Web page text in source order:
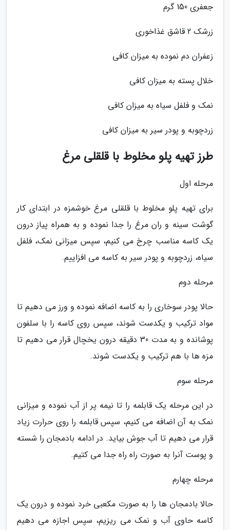
جعفری 150 گرم
زرشک 2 قاشق غذاخوری
زعفران دم نموده به میزان کافی
خلال پسته به میزان کافی
نمک و فلفل سیاه به میزان کافی
زردچوبه و پودر سیر به میزان کافی
طرز تهیه پلو مخلوط با قلقلی مرغ
مرحله اول
برای تهیه پلو مخلوط با قلقلی مرغ خوشمزه در ابتدای کار
گوشت سینه و ران مرغ را جدا نموده و به همراه پیاز درون
یک کاسه مناسب چرخ می کنیم، سپس میزانی نمک، فلفل
سیاه، زردچوبه و پودر سیر به کاسه می افزاییم.
مرحله دوم
حالا پودر سوخاری را به کاسه اضافه نموده و ورز می دهیم تا
مواد ترکیب و یکدست شوند، سپس روی کاسه را با سلفون
پوشانده و به مدت 30 دقیقه درون یخچال قرار می دهیم تا
مزه ها با هم ترکیب و یکدست شوند.
مرحله سوم
در این مرحله یک قابلمه را تا نیمه پر از آب نموده و میزانی
نمک به آن اضافه می کنیم، سپس قابلمه را روی حرارت زیاد
قرار می دهیم تا آب جوش بیاید. در ادامه بادمجان را شسته
و پوست آنرا به صورت راه راه جدا می کتیم.
مرحله چهارم
حالا بادمجان ها را به صورت مکعبی خرد نموده و درون یک
کاسه حاوی آب و نمک می ریزیم، سپس اجازه می دهیم